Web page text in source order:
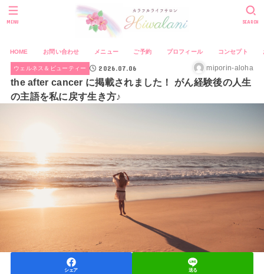
HOME お問い合わせ メニュー ご予約 プロフィール コンセプト
SEARCH
MENU
ウェルネス＆ビューティー 2026.07.06 miporin-aloha
the after cancer に掲載されました！ がん経験後の人生
の主語を私に戻す生き方♪
シェア 送る